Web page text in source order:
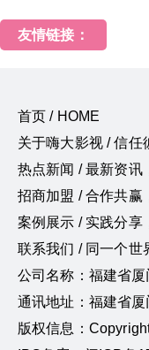
友情链接：
首页 / HOME
关于嗨大影视 / 信任
热点新闻 / 最新资讯
招商加盟 / 合作共赢
案例展示 / 实践分享
联系我们 / 同一个世
公司名称：福建省
通讯地址：福建省
版权信息：